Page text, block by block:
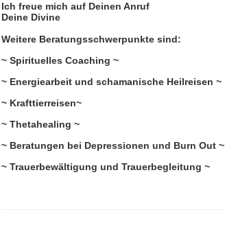
Ich freue mich auf Deinen Anruf
Deine Divine
Weitere Beratungsschwerpunkte sind:
~ Spirituelles Coaching ~
~ Energiearbeit und schamanische Heilreisen ~
~ Krafttierreisen~
~ Thetahealing ~
~ Beratungen bei Depressionen und Burn Out ~
~ Trauerbewältigung und Trauerbegleitung ~